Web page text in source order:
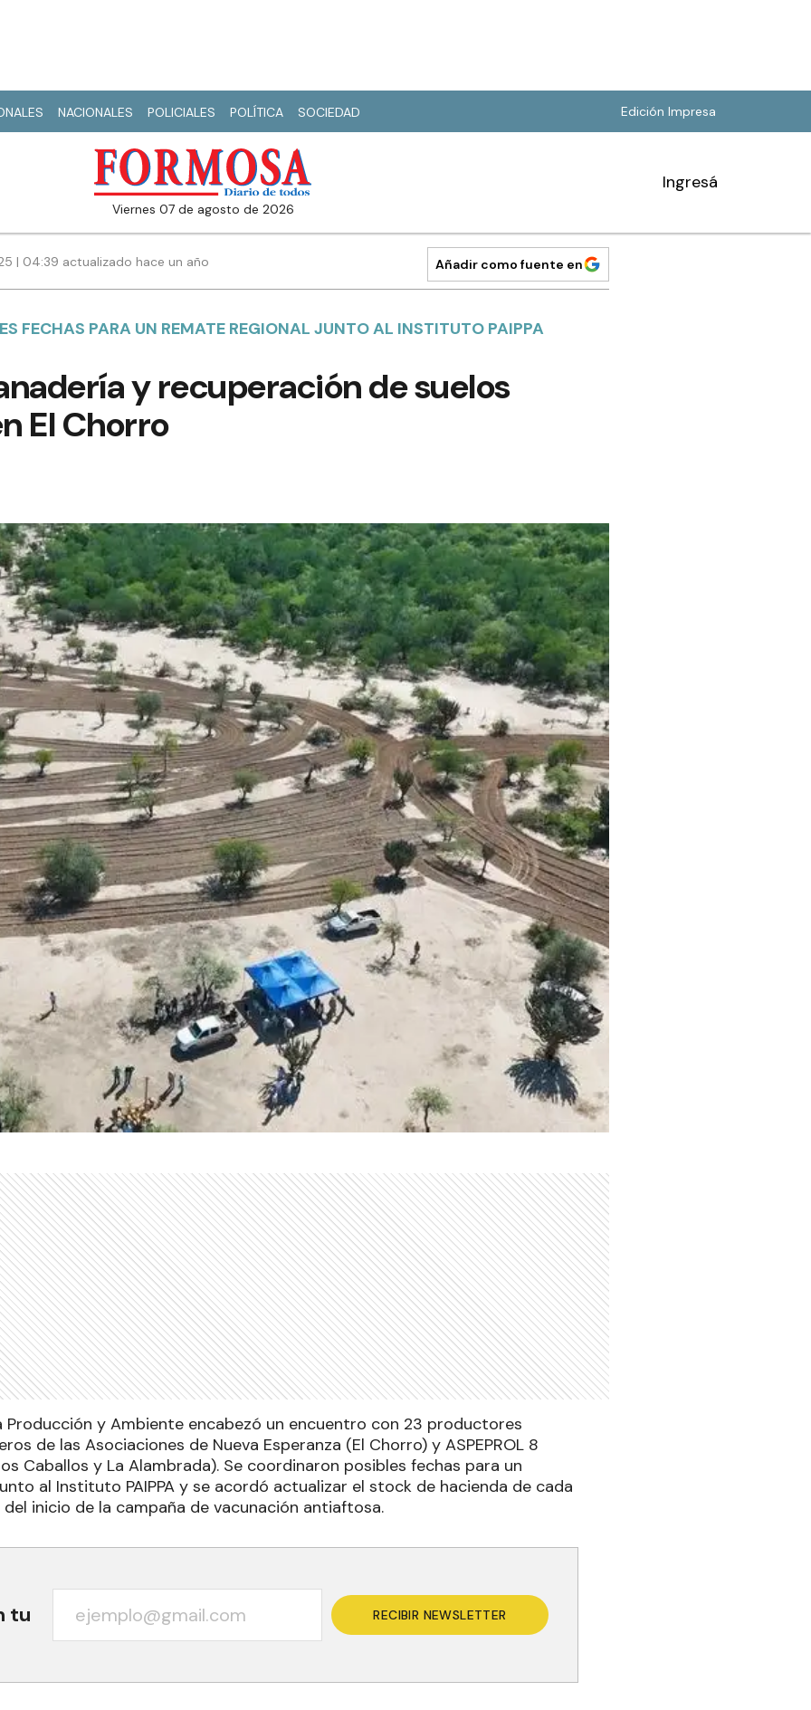
NACIONALES POLICIALES POLÍTICA SOCIEDAD Edición Impresa
viernes 07 de agosto de 2026
Ingresá
| 04:39 actualizado hace un año Añadir como fuente en
FECHAS PARA UN REMATE REGIONAL JUNTO AL INSTITUTO PAIPPA
y recuperación de suelos
El Chorro
Producción y Ambiente encabezó un encuentro con 23 productores
de las Asociaciones de Nueva Esperanza (El Chorro) y ASPEPROL 8
Caballos y La Alambrada). Se coordinaron posibles fechas para un
al Instituto PAIPPA y se acordó actualizar el stock de hacienda de cada
inicio de la campaña de vacunación antiaftosa.
tu RECIBIR NEWSLETTER